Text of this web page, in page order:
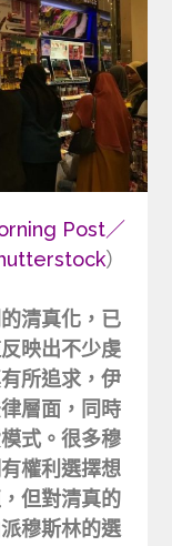
Post／
）
清真化，已
映出不少虔
所追求，伊
層面，同時
式。很多穆
權利選擇想
但對清真的
穆斯林的選